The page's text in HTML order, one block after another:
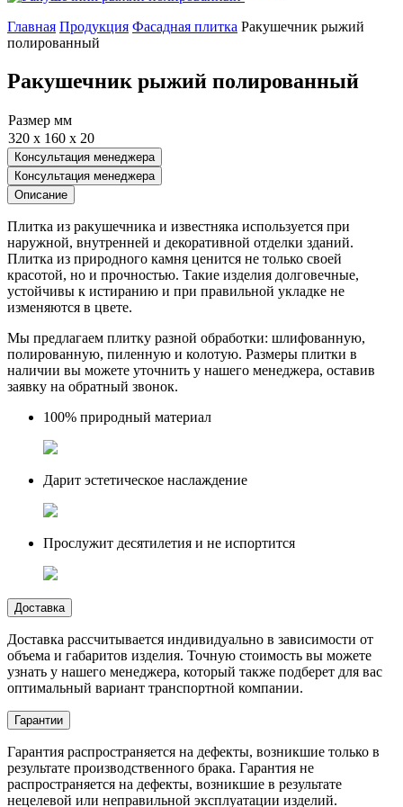
Главная Продукция Фасадная плитка Ракушечник рыжий
полированный
Ракушечник рыжий полированный
Размер мм
320 x 160 x 20
Консультация менеджера
Консультация менеджера
Описание
Плитка из ракушечника и известняка используется при
наружной, внутренней и декоративной отделки зданий.
Плитка из природного камня ценится не только своей
красотой, но и прочностью. Такие изделия долговечные,
устойчивы к истиранию и при правильной укладке не
изменяются в цвете.
Мы предлагаем плитку разной обработки: шлифованную,
полированную, пиленную и колотую. Размеры плитки в
наличии вы можете уточнить у нашего менеджера, оставив
заявку на обратный звонок.
100% природный материал
Дарит эстетическое наслаждение
Прослужит десятилетия и не испортится
Доставка
Доставка рассчитывается индивидуально в зависимости от
объема и габаритов изделия. Точную стоимость вы можете
узнать у нашего менеджера, который также подберет для вас
оптимальный вариант транспортной компании.
Гарантии
Гарантия распространяется на дефекты, возникшие только в
результате производственного брака. Гарантия не
распространяется на дефекты, возникшие в результате
нецелевой или неправильной эксплуатации изделий.